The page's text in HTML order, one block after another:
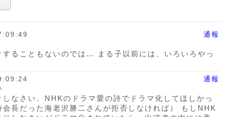
通報
することもないのでは… まる子以前には、いろいろやっ
通報
しなさい、NHKのドラマ愛の詩でドラマ化してほしかっ
会長だった海老沢勝二さんが拒否しなければ） もしNHK